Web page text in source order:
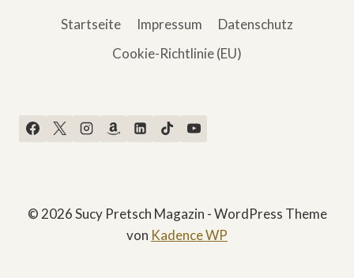
Startseite Impressum
Datenschutz
Cookie-Richtlinie (EU)
© 2026 Sucy Pretsch Magazin - WordPress Theme
von Kadence WP